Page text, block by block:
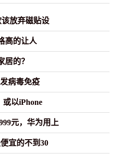
放弃磁贴设
高的让人
居的？
病毒免疫
以iPhone
元，华为用上
宜的不到30